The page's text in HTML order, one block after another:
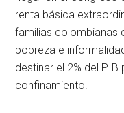
renta básica
familias colombianas
pobreza e
destinar el 2% del
confinamiento.